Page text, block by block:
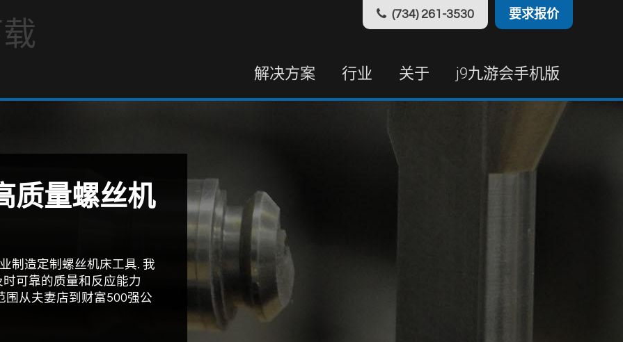
要求报价
(734) 261-3530
解决方案 行业 关于 j9九游会手机版
质量螺丝机
制造定制螺丝机床工具. 我
可靠的质量和反应能力
从夫妻店到财富500强公